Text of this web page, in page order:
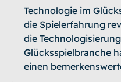
Technologie im
die Spielerfahrung
die
Glücksspielbranche
einen